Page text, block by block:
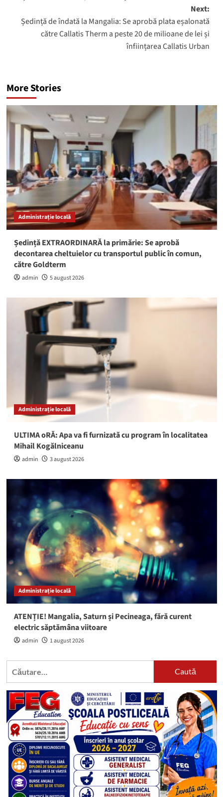
Next:
Ședință de îndată la Mangalia: Se aprobă plata eșalonată
către Callatis Therm a peste 20 de milioane de lei și
înființarea Callatis Urban
More Stories
Administrație locală
Ședință EXTRAORDINARĂ la primărie: Se aprobă
decontarea cheltuielor cu transportul public în comun,
către Goldterm
admin 5 august 2026
Administrație locală
ULTIMA oRĂ: Apa va fi furnizată cu program în localitatea
Mihail Kogălniceanu
admin 3 august 2026
Administrație locală
ATENȚIE! Mangalia, Saturn și Pecineaga, fără curent
electric săptămâna viitoare
admin 1 august 2026
Caută